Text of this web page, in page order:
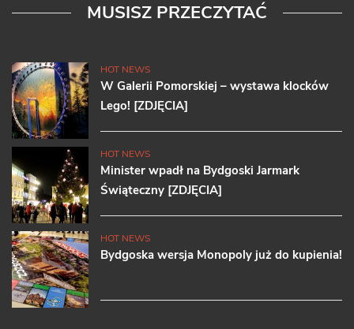
MUSISZ PRZECZYTAĆ
HOT NEWS
W Galerii Pomorskiej – wystawa klocków
Lego! [ZDJĘCIA]
HOT NEWS
Minister wpadł na Bydgoski Jarmark
Świąteczny [ZDJĘCIA]
HOT NEWS
Bydgoska wersja Monopoly już do kupienia!